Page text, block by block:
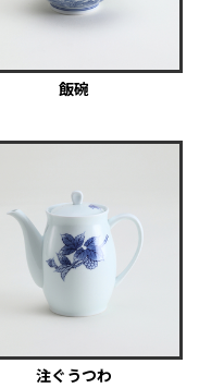
飯碗
注ぐうつわ